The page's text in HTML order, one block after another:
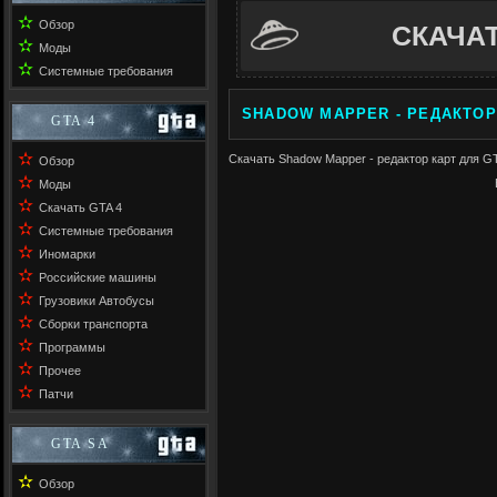
✫ Обзор
✫ Моды
✫ Системные требования
GTA 4
✫ Обзор
✫ Моды
✫ Скачать GTA 4
✫ Системные требования
✫ Иномарки
✫ Российские машины
✫ Грузовики Автобусы
✫ Сборки транспорта
✫ Программы
✫ Прочее
✫ Патчи
GTA SA
✫ Обзор
SHADOW MAPPER -
Скачать Shadow Mapper - редактор карт для